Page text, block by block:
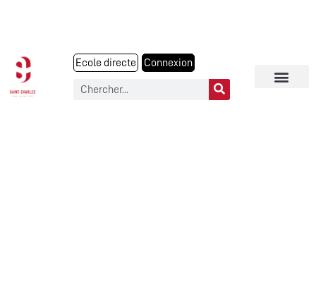
Ecole directe Connexion